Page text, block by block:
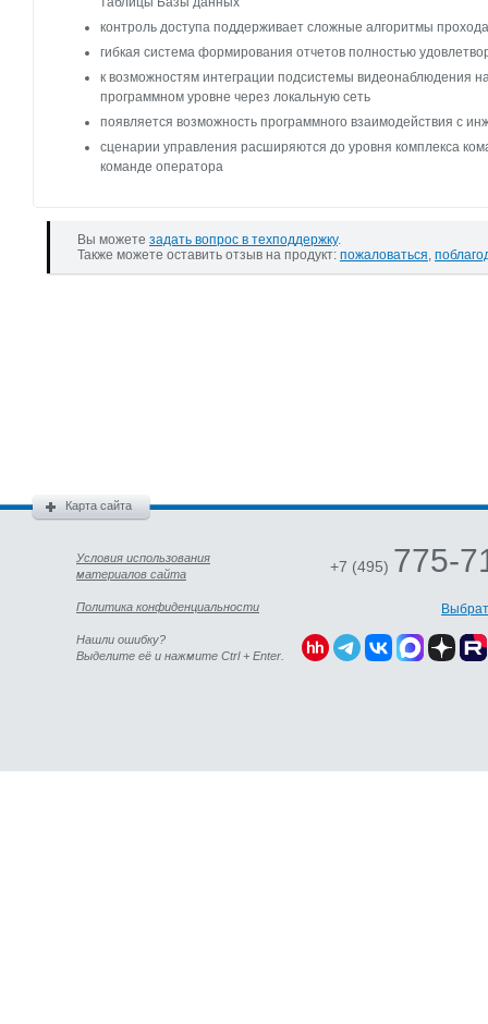
контроль доступа поддерживает сложные алгоритмы
гибкая система формирования отчетов полностью
к возможностям интеграции подсистемы видеонаблюдения
программном уровне через локальную сеть
появляется возможность программного взаимодействия с
сценарии управления расширяются до уровня комплекса
команде оператора
Вы можете задать вопрос в техподдержку.
Также можете оставить отзыв на продукт: пожаловаться,
Карта сайта
Условия использования
материалов сайта
Политика конфиденциальности
Нашли ошибку?
Выделите её и нажмите Ctrl + Enter.
+7 (495) 775-